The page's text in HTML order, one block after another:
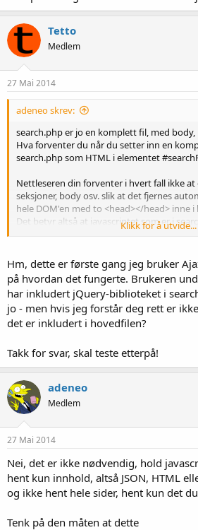
Tetto
Medlem
27 Mai 2014
adeneo skrev:
search.php er jo en komplett fil, med body,
Hva forventer du når du setter inn en
search.php som HTML i elementet
Nettleseren din forventer i hvert fall ikke
seksjoner, body osv. slik at det fjernes
hele DOM'en med to <head></head> inne
Det betyr altså at javascriptet som er i
Klikk for å utvide...
Hm, dette er første gang jeg bruker
på hvordan det fungerte. Brukeren
har inkludert jQuery-biblioteket i
jo - men hvis jeg forstår deg rett er
det er inkludert i hovedfilen?
Takk for svar, skal teste etterpå!
adeneo
Medlem
27 Mai 2014
Nei, det er ikke nødvendig, hold
hent kun innhold, altså JSON, HTML
og ikke hent hele sider, hent kun det
Tenk på den måten at dette